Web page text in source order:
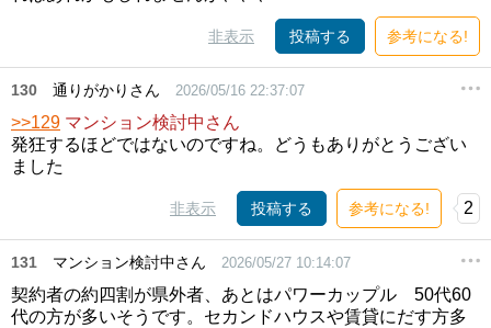
非表示 投稿する 参考になる!
130 通りがかりさん 2026/05/16 22:37:07
>>129 マンション検討中さん
発狂するほどではないのですね。どうもありがとうござい
ました
非表示 投稿する 参考になる! 2
131 マンション検討中さん 2026/05/27 10:14:07
契約者の約四割が県外者、あとはパワーカップル 50代60
代の方が多いそうです。セカンドハウスや賃貸にだす方多